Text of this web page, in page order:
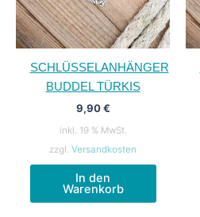
SCHLÜSSELANHÄNGER
BUDDEL TÜRKIS
9,90€
inkl. 19 % MwSt.
zzgl. Versandkosten
In den
Warenkorb